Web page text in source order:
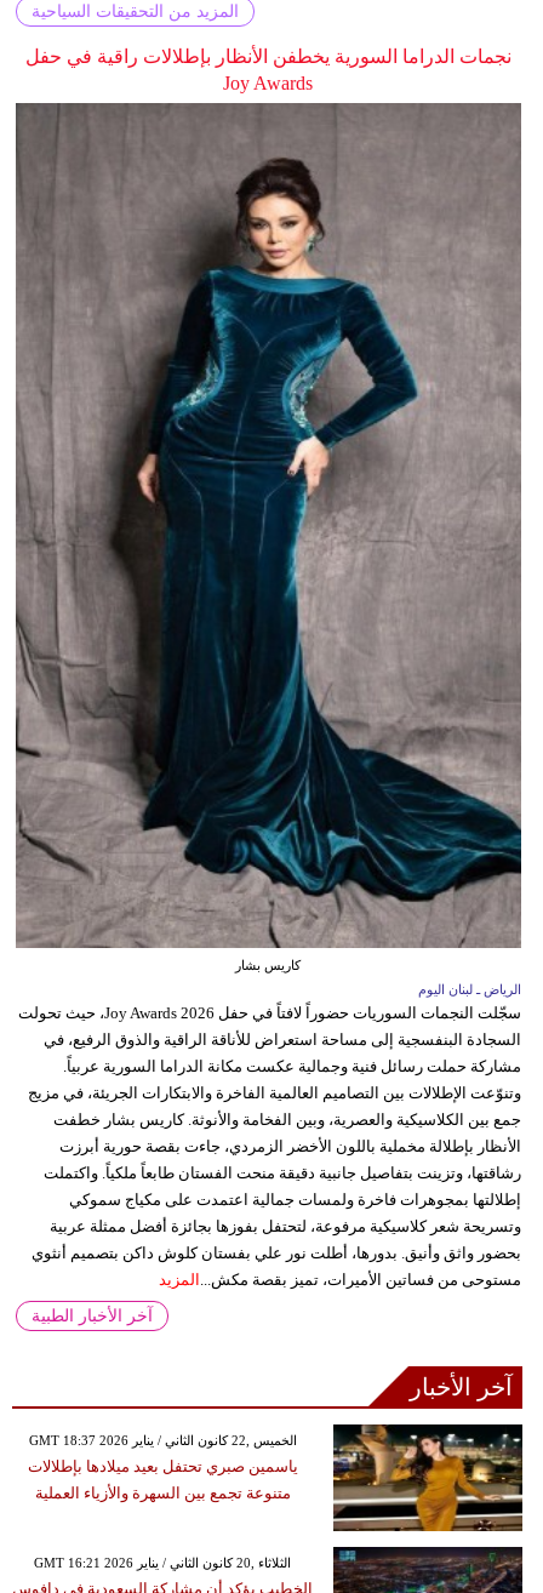
المزيد من التحقيقات السياحية
نجمات الدراما السورية يخطفن الأنظار بإطلالات راقية في حفل
Joy Awards
كاريس بشار
الرياض ـ لبنان اليوم
سجّلت النجمات السوريات حضوراً لافتاً في حفل Joy Awards 2026، حيث تحولت
السجادة البنفسجية إلى مساحة استعراض للأناقة الراقية والذوق الرفيع، في
مشاركة حملت رسائل فنية وجمالية عكست مكانة الدراما السورية عربياً.
وتنوّعت الإطلالات بين التصاميم العالمية الفاخرة والابتكارات الجريئة، في مزيج
جمع بين الكلاسيكية والعصرية، وبين الفخامة والأنوثة. كاريس بشار خطفت
الأنظار بإطلالة مخملية باللون الأخضر الزمردي، جاءت بقصة حورية أبرزت
رشاقتها، وتزينت بتفاصيل جانبية دقيقة منحت الفستان طابعاً ملكياً. واكتملت
إطلالتها بمجوهرات فاخرة ولمسات جمالية اعتمدت على مكياج سموكي
وتسريحة شعر كلاسيكية مرفوعة، لتحتفل بفوزها بجائزة أفضل ممثلة عربية
بحضور واثق وأنيق. بدورها، أطلت نور علي بفستان كلوش داكن بتصميم أنثوي
مستوحى من فساتين الأميرات، تميز بقصة مكش... المزيد
آخر الأخبار الطبية
آخر الأخبار
GMT 18:37 2026 الخميس ,22 كانون الثاني / يناير
ياسمين صبري تحتفل بعيد ميلادها بإطلالات
متنوعة تجمع بين السهرة والأزياء العملية
GMT 16:21 2026 الثلاثاء ,20 كانون الثاني / يناير
الخطيب يؤكد أن مشاركة السعودية في دافوس